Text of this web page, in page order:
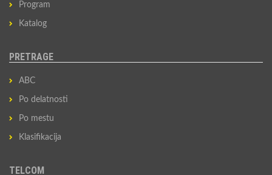
Program
Katalog
PRETRAGE
ABC
Po delatnosti
Po mestu
Klasifikacija
TELCOM